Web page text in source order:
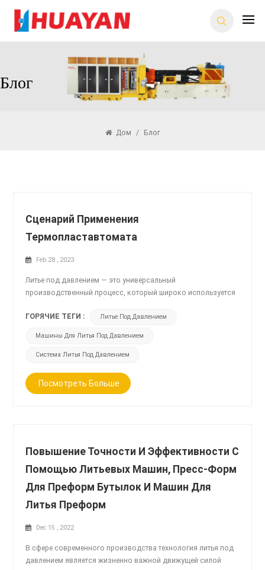
Блог
Дом / Блог
Сценарий Применения
Термопластавтомата
Feb 28 , 2023
Литье под давлением — это универсальный
производственный процесс, который широко используется
автомобилестроения до медицинских устройств. Машины
разнообразны. Автомобильная промышленность: литьевые
промышленности д...
ГОРЯЧИЕ ТЕГИ : Литье Под Давлением
Машины Для Литья Под Давлением
Система Литья Под Давлением
Посмотреть Больше
Повышение Точности И Эффективности С
Помощью Литьевых Машин, Пресс-Форм
Для Преформ Бутылок И Машин Для
Литья Преформ
Dec 15 , 2022
В сфере современного производства технология литья под
давлением является жизненно важной движущей силой